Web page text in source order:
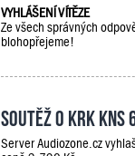
VYHLÁŠENÍ VÍTĚZE
Ze všech správných
blohopřejeme!
Soutěž o KRK KNS
Server Audiozone.cz